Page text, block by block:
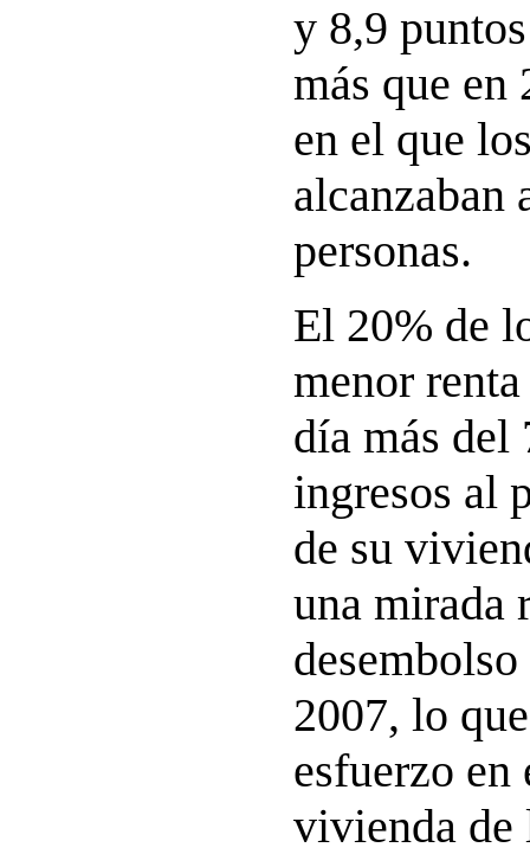
y 8,9
más que en
en el que
alcanzaban
personas.
El 20% de
menor
día más del
ingresos al
de su
una mirada
2007, lo
esfuerzo en
vivienda de